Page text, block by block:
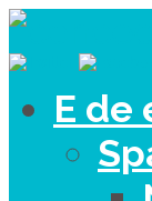
E de